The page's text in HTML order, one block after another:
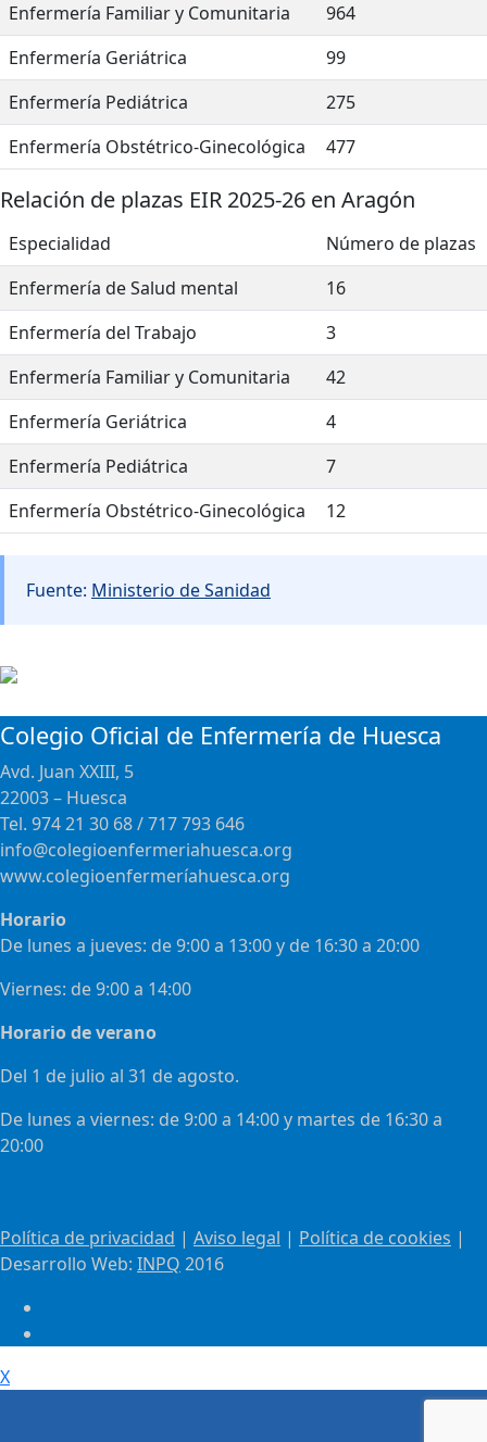
Enfermería Familiar y Comunitaria
964
Enfermería Geriátrica
99
Enfermería Pediátrica
275
Enfermería Obstétrico-Ginecológica
477
Relación de plazas EIR 2025-26 en Aragón
Especialidad
Número de plazas
Enfermería de Salud mental
16
Enfermería del Trabajo
3
Enfermería Familiar y Comunitaria
42
Enfermería Geriátrica
4
Enfermería Pediátrica
7
Enfermería Obstétrico-Ginecológica
12
Fuente: Ministerio de Sanidad
Colegio Oficial de Enfermería de Huesca
Avd. Juan XXIII, 5
22003 – Huesca
Tel. 974 21 30 68 / 717 793 646
info@colegioenfermeriahuesca.org
www.colegioenfermeríahuesca.org
Horario
De lunes a jueves: de 9:00 a 13:00 y de 16:30 a 20:00
Viernes: de 9:00 a 14:00
Horario de verano
Del 1 de julio al 31 de agosto.
De lunes a viernes: de 9:00 a 14:00 y martes de 16:30 a
20:00
Política de privacidad | Aviso legal | Política de cookies |
Desarrollo Web: INPQ 2016
X